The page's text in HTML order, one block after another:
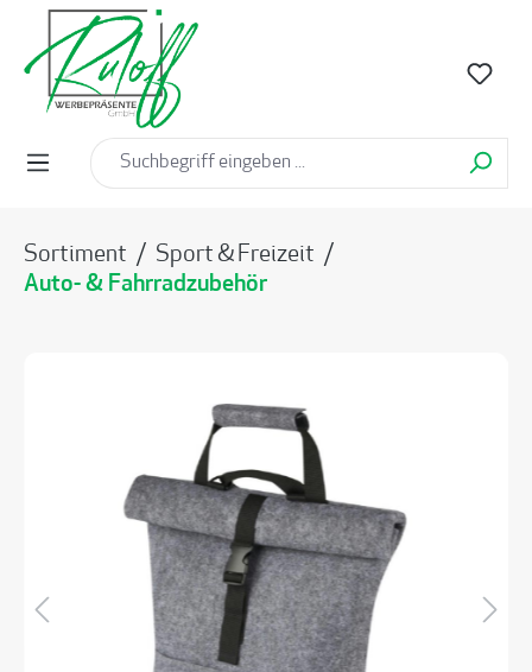
springen
Sortiment / Sport & Freizeit /
Auto- & Fahrradzubehör